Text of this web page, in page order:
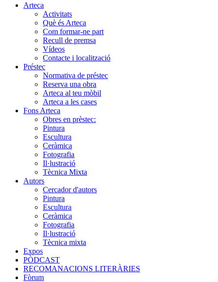
Arteca
Activitats
Què és Arteca
Com formar-ne part
Recull de premsa
Vídeos
Contacte i localització
Préstec
Normativa de préstec
Reserva una obra
Arteca al teu mòbil
Arteca a les cases
Fons Arteca
Obres en prèstec:
Pintura
Escultura
Ceràmica
Fotografia
Il·lustració
Tècnica Mixta
Autors
Cercador d'autors
Pintura
Escultura
Ceràmica
Fotografia
Il·lustració
Tècnica mixta
Expos
PÒDCAST
RECOMANACIONS LITERÀRIES
Fòrum